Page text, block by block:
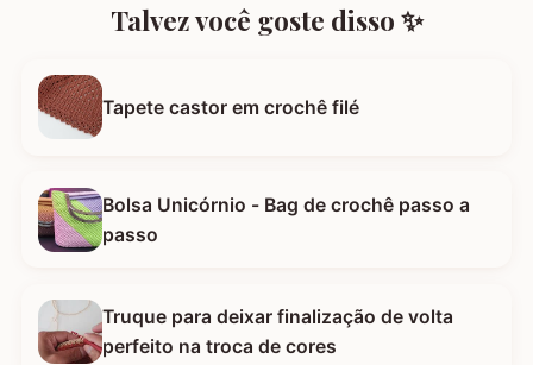
Talvez você goste disso ✨
Tapete castor em crochê filé
Bolsa Unicórnio - Bag de crochê passo a
passo
Truque para deixar finalização de volta
perfeito na troca de cores